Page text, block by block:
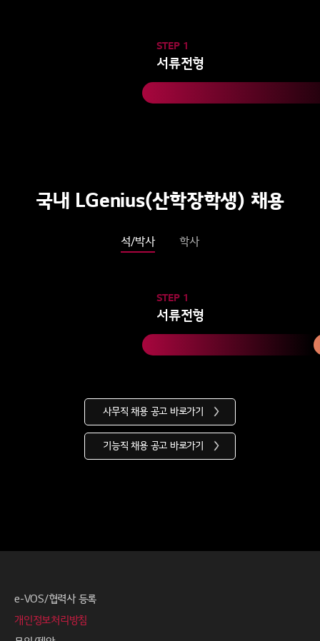
STEP 1
서류전형
국내 LGenius(산학장학생) 채용
석/박사 학사
STEP 1
서류전형
사무직 채용 공고 바로가기
기능직 채용 공고 바로가기
e-VOS/협력사 등록
개인정보처리방침